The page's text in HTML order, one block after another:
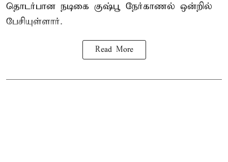
தொடர்பான நடிகை குஷ்பூ நேர்காணல் ஒன்றில்
பேசியுள்ளார்.
Read More